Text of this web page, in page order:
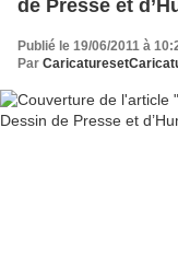
de Presse et
Publié le 19/06/2011 à
Par